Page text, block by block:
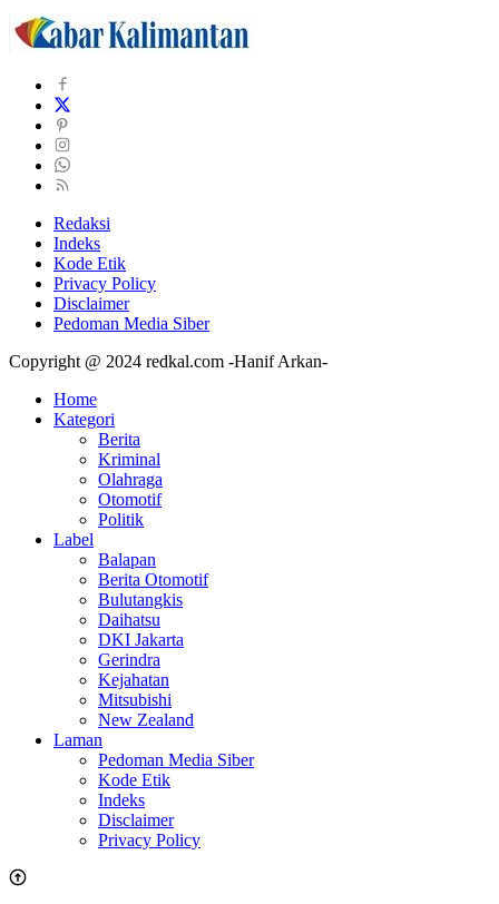
Redaksi
Indeks
Kode Etik
Privacy Policy
Disclaimer
Pedoman Media Siber
Copyright @ 2024 redkal.com -Hanif Arkan-
Home
Kategori
Berita
Kriminal
Olahraga
Otomotif
Politik
Label
Balapan
Berita Otomotif
Bulutangkis
Daihatsu
DKI Jakarta
Gerindra
Kejahatan
Mitsubishi
New Zealand
Laman
Pedoman Media Siber
Kode Etik
Indeks
Disclaimer
Privacy Policy